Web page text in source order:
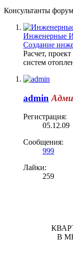
Консультанты
Инженерные
Создание
Расчет,
систем
admin
Регистрация:
05.12.09
Сообщения:
999
Лайки:
259
В